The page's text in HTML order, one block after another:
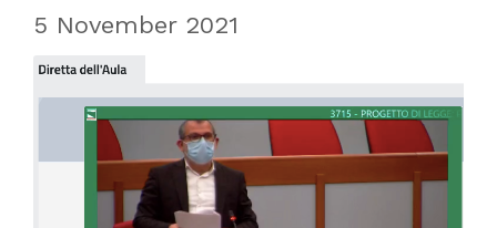
5 November 2021